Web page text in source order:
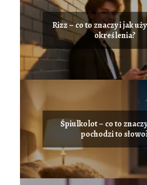
Rizz – co to znaczy i jak
określenia?
Śpiulkolot – co to
pochodzi to